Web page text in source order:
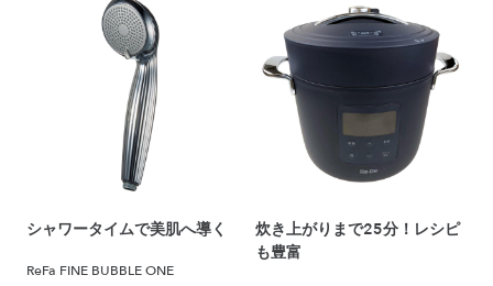
シャワータイムで美肌へ導く
ReFa FINE BUBBLE ONE
炊き上がりまで25分！レシピ
も豊富